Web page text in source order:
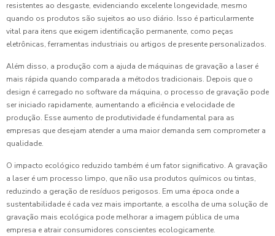
resistentes ao desgaste, evidenciando excelente longevidade, mesmo
quando os produtos são sujeitos ao uso diário. Isso é particularmente
vital para itens que exigem identificação permanente, como peças
eletrônicas, ferramentas industriais ou artigos de presente personalizados.
Além disso, a produção com a ajuda de máquinas de gravação a laser é
mais rápida quando comparada a métodos tradicionais. Depois que o
design é carregado no software da máquina, o processo de gravação pode
ser iniciado rapidamente, aumentando a eficiência e velocidade de
produção. Esse aumento de produtividade é fundamental para as
empresas que desejam atender a uma maior demanda sem comprometer a
qualidade.
O impacto ecológico reduzido também é um fator significativo. A gravação
a laser é um processo limpo, que não usa produtos químicos ou tintas,
reduzindo a geração de resíduos perigosos. Em uma época onde a
sustentabilidade é cada vez mais importante, a escolha de uma solução de
gravação mais ecológica pode melhorar a imagem pública de uma
empresa e atrair consumidores conscientes ecologicamente.